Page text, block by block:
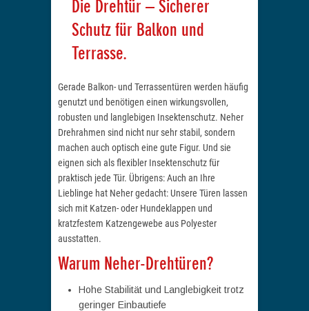
Die Drehtür – Sicherer
Schutz für Balkon und
Terrasse.
Gerade Balkon- und Terrassentüren werden häufig
genutzt und benötigen einen wirkungsvollen,
robusten und langlebigen Insektenschutz. Neher
Drehrahmen sind nicht nur sehr stabil, sondern
machen auch optisch eine gute Figur. Und sie
eignen sich als flexibler Insektenschutz für
praktisch jede Tür. Übrigens: Auch an Ihre
Lieblinge hat Neher gedacht: Unsere Türen lassen
sich mit Katzen- oder Hundeklappen und
kratzfestem Katzengewebe aus Polyester
ausstatten.
Warum Neher-Drehtüren?
Hohe Stabilität und Langlebigkeit trotz
geringer Einbautiefe